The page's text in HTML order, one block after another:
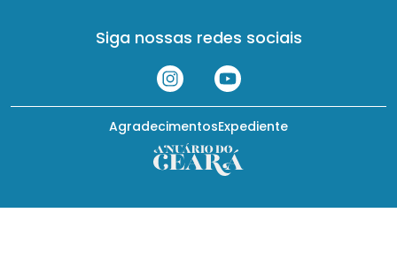
Siga nossas redes sociais
Expediente
Agradecimentos